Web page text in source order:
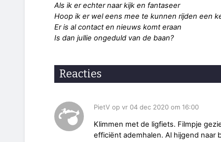
Als ik er echter naar kijk en fantaseer
Hoop ik er wel eens mee te kunnen rijden een
Er is al contact en nieuws komt eraan
Is dan jullie ongeduld van de baan?
Reacties
PietV op vr 04 dec 2020 om 16:00
Klimmen met de ligfiets. Filmpje
efficiënt ademhalen. Al hijgend